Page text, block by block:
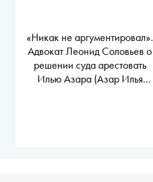
«Никак не аргументировал».
Адвокат Леонид Соловьев о
решении суда арестовать
Илью Азара(Азар Илья